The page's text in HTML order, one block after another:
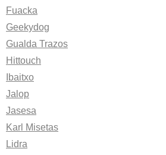
Fuacka
Geekydog
Gualda Trazos
Hittouch
Ibaitxo
Jalop
Jasesa
Karl Misetas
Lidra